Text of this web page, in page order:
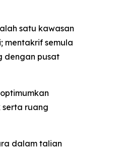
satu kawasan
mentakrif semula
dengan pusat
serta ruang
dalam talian